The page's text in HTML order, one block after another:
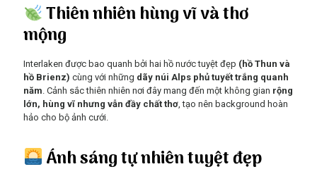
Thiên nhiên hùng vĩ và thơ
mộng
Interlaken được bao quanh bởi hai hồ nước tuyệt đẹp (hồ Thun và
hồ Brienz) cùng với những dãy núi Alps phủ tuyết trắng quanh
năm. Cảnh sắc thiên nhiên nơi đây mang đến một không gian rộng
lớn, hùng vĩ nhưng vẫn đầy chất thơ, tạo nên background hoàn
hảo cho bộ ảnh cưới.
Ánh sáng tự nhiên tuyệt đẹp